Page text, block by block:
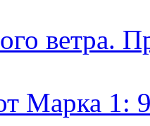
ветра.
Марка 1: